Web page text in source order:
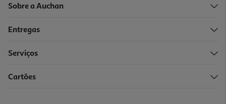
Sobre a Auchan
Entregas
Serviços
Cartões